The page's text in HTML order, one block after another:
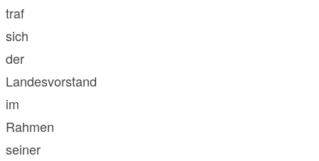
traf
sich
der
Landesvorstand
im
Rahmen
seiner